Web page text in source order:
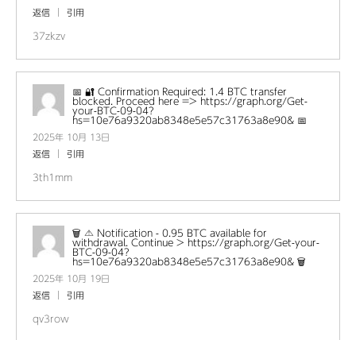
返信
引用
37zkzv
📅 🔐 Confirmation Required: 1.4 BTC transfer
blocked. Proceed here => https://graph.org/Get-
your-BTC-09-04?
hs=10e76a9320ab8348e5e57c31763a8e90& 📅
2025年 10月 13日
返信
引用
3th1mm
🗑 ⚠️ Notification - 0.95 BTC available for
withdrawal. Continue > https://graph.org/Get-your-
BTC-09-04?
hs=10e76a9320ab8348e5e57c31763a8e90& 🗑
2025年 10月 19日
返信
引用
qv3row